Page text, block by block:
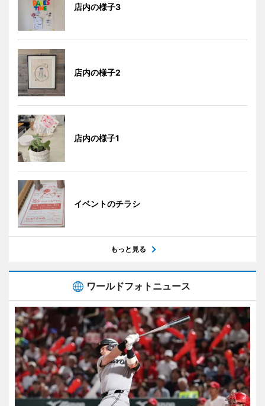
店内の様子3
店内の様子2
店内の様子1
イベントのチラシ
もっと見る
ワールドフォトニュース